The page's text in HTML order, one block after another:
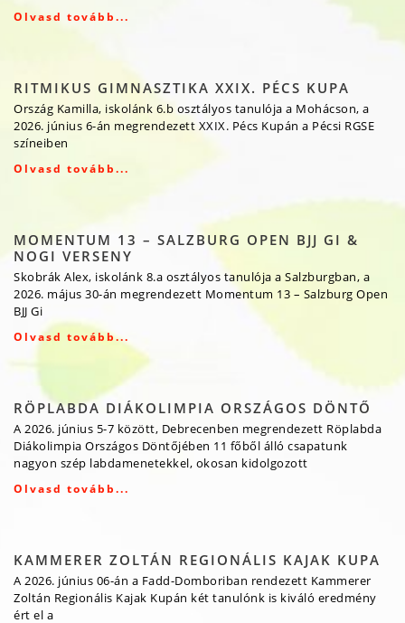
Olvasd tovább...
RITMIKUS GIMNASZTIKA XXIX. PÉCS KUPA
Ország Kamilla, iskolánk 6.b osztályos tanulója a Mohácson, a
2026. június 6-án megrendezett XXIX. Pécs Kupán a Pécsi RGSE
színeiben
Olvasd tovább...
MOMENTUM 13 – SALZBURG OPEN BJJ GI &
NOGI VERSENY
Skobrák Alex, iskolánk 8.a osztályos tanulója a Salzburgban, a
2026. május 30-án megrendezett Momentum 13 – Salzburg Open
BJJ Gi
Olvasd tovább...
RÖPLABDA DIÁKOLIMPIA ORSZÁGOS DÖNTŐ
A 2026. június 5-7 között, Debrecenben megrendezett Röplabda
Diákolimpia Országos Döntőjében 11 főből álló csapatunk
nagyon szép labdamenetekkel, okosan kidolgozott
Olvasd tovább...
KAMMERER ZOLTÁN REGIONÁLIS KAJAK KUPA
A 2026. június 06-án a Fadd-Domboriban rendezett Kammerer
Zoltán Regionális Kajak Kupán két tanulónk is kiváló eredmény
ért el a